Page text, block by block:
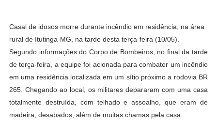
Casal de idosos morre durante incêndio em residência, na área
rural de Itutinga-MG, na tarde desta terça-feira (10/05).
Segundo informações do Corpo de Bombeiros, no final da tarde
de terça-feira, a equipe foi acionada para combater um incêndio
em uma residência localizada em um sítio próximo a rodovia BR
265. Chegando ao local, os militares depararam com uma casa
totalmente destruída, com telhado e assoalho, que eram de
madeira, desabados, além de muitas chamas pela casa.